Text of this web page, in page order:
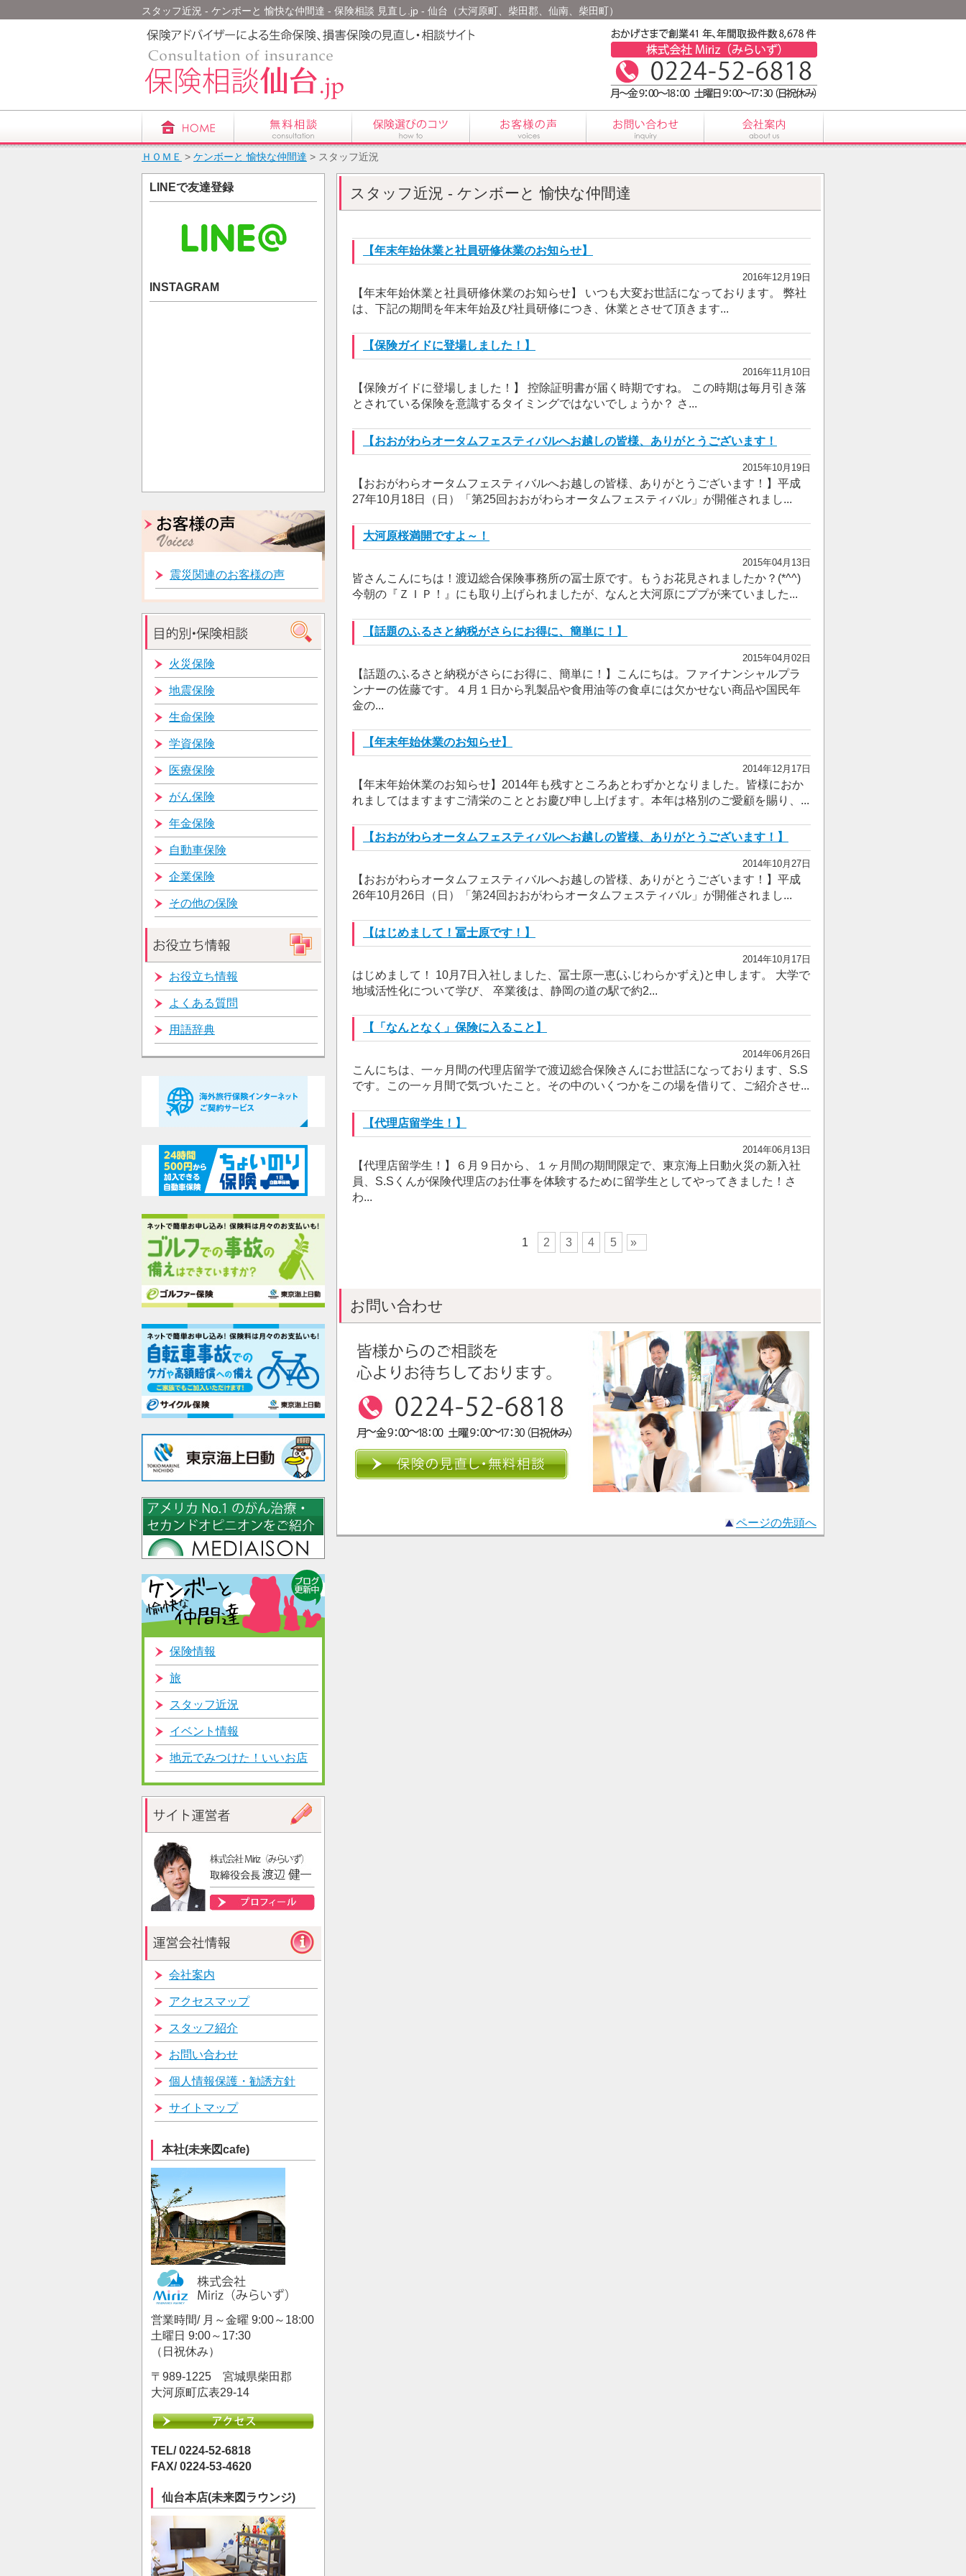
スタッフ近況 - ケンボーと 愉快な仲間達 - 保険相談 見直し.jp - 仙台（大河原町、柴田郡、仙南、柴田町）
ＨＯＭＥ > ケンボーと 愉快な仲間達 > スタッフ近況
スタッフ近況 - ケンボーと 愉快な仲間達
【年末年始休業と社員研修休業のお知らせ】
2016年12月19日
【年末年始休業と社員研修休業のお知らせ】 いつも大変お世話になっております。 弊社
は、下記の期間を年末年始及び社員研修につき、休業とさせて頂きます...
【保険ガイドに登場しました！】
2016年11月10日
【保険ガイドに登場しました！】 控除証明書が届く時期ですね。 この時期は毎月引き落
とされている保険を意識するタイミングではないでしょうか？ さ...
【おおがわらオータムフェスティバルへお越しの皆様、ありがとうございます！
2015年10月19日
【おおがわらオータムフェスティバルへお越しの皆様、ありがとうございます！】平成
27年10月18日（日）「第25回おおがわらオータムフェスティバル」が開催されまし...
大河原桜満開ですよ～！
2015年04月13日
皆さんこんにちは！渡辺総合保険事務所の冨士原です。もうお花見されましたか？(*^^)
今朝の『ＺＩＰ！』にも取り上げられましたが、なんと大河原にププが来ていました...
【話題のふるさと納税がさらにお得に、簡単に！】
2015年04月02日
【話題のふるさと納税がさらにお得に、簡単に！】こんにちは。ファイナンシャルプラ
ンナーの佐藤です。４月１日から乳製品や食用油等の食卓には欠かせない商品や国民年
金の...
【年末年始休業のお知らせ】
2014年12月17日
【年末年始休業のお知らせ】2014年も残すところあとわずかとなりました。皆様におか
れましてはますますご清栄のこととお慶び申し上げます。本年は格別のご愛顧を賜り、...
【おおがわらオータムフェスティバルへお越しの皆様、ありがとうございます！】
2014年10月27日
【おおがわらオータムフェスティバルへお越しの皆様、ありがとうございます！】平成
26年10月26日（日）「第24回おおがわらオータムフェスティバル」が開催されまし...
【はじめまして！冨士原です！】
2014年10月17日
はじめまして！ 10月7日入社しました、冨士原一恵(ふじわらかずえ)と申します。 大学で
地域活性化について学び、 卒業後は、静岡の道の駅で約2...
【「なんとなく」保険に入ること】
2014年06月26日
こんにちは、一ヶ月間の代理店留学で渡辺総合保険さんにお世話になっております、S.S
です。この一ヶ月間で気づいたこと。その中のいくつかをこの場を借りて、ご紹介させ...
【代理店留学生！】
2014年06月13日
【代理店留学生！】６月９日から、１ヶ月間の期間限定で、東京海上日動火災の新入社
員、S.Sくんが保険代理店のお仕事を体験するために留学生としてやってきました！さ
わ...
1 2 3 4 5 »
お問い合わせ
ページの先頭へ
LINEで友達登録
INSTAGRAM
震災関連のお客様の声
火災保険
地震保険
生命保険
学資保険
医療保険
がん保険
年金保険
自動車保険
企業保険
その他の保険
お役立ち情報
よくある質問
用語辞典
保険情報
旅
スタッフ近況
イベント情報
地元でみつけた！いいお店
会社案内
アクセスマップ
スタッフ紹介
お問い合わせ
個人情報保護・勧誘方針
サイトマップ
本社(未来図cafe)
営業時間/ 月～金曜 9:00～18:00
土曜日 9:00～17:30
（日祝休み）
〒989-1225 宮城県柴田郡
大河原町広表29-14
TEL/ 0224-52-6818
FAX/ 0224-53-4620
仙台本店(未来図ラウンジ)